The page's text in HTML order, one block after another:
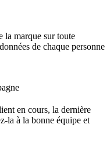
la marque sur toute
de chaque personne
en cours, la dernière
la à la bonne équipe et